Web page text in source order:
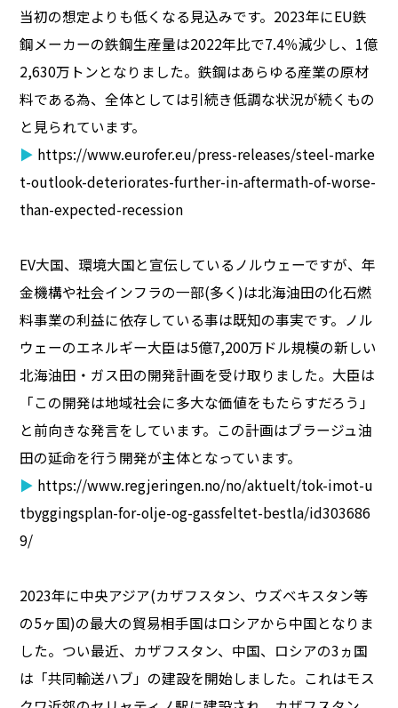
当初の想定よりも低くなる見込みです。2023年にEU鉄
鋼メーカーの鉄鋼生産量は2022年比で7.4％減少し、1億
2,630万トンとなりました。鉄鋼はあらゆる産業の原材
料である為、全体としては引続き低調な状況が続くもの
と見られています。
▶ https://www.eurofer.eu/press-releases/steel-marke
t-outlook-deteriorates-further-in-aftermath-of-worse-
than-expected-recession
EV大国、環境大国と宣伝しているノルウェーですが、年
金機構や社会インフラの一部(多く)は北海油田の化石燃
料事業の利益に依存している事は既知の事実です。ノル
ウェーのエネルギー大臣は5億7,200万ドル規模の新しい
北海油田・ガス田の開発計画を受け取りました。大臣は
「この開発は地域社会に多大な価値をもたらすだろう」
と前向きな発言をしています。この計画はブラージュ油
田の延命を行う開発が主体となっています。
▶ https://www.regjeringen.no/no/aktuelt/tok-imot-u
tbyggingsplan-for-olje-og-gassfeltet-bestla/id303686
9/
2023年に中央アジア(カザフスタン、ウズベキスタン等
の5ヶ国)の最大の貿易相手国はロシアから中国となりま
した。つい最近、カザフスタン、中国、ロシアの3ヵ国
は「共同輸送ハブ」の建設を開始しました。これはモス